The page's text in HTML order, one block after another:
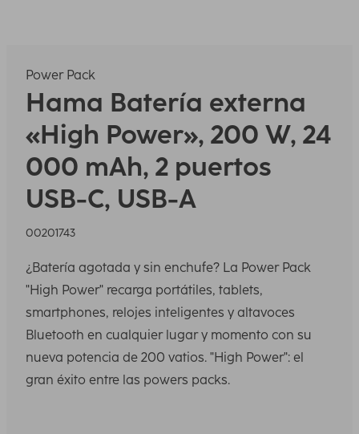
Power Pack
Hama Batería externa
«High Power», 200 W, 24
000 mAh, 2 puertos
USB-C, USB-A
00201743
¿Batería agotada y sin enchufe? La Power Pack
"High Power" recarga portátiles, tablets,
smartphones, relojes inteligentes y altavoces
Bluetooth en cualquier lugar y momento con su
nueva potencia de 200 vatios. "High Power": el
gran éxito entre las powers packs.